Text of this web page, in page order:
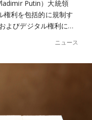
Putin）大統領
権利を包括的に規制す
よびデジタル権利に…
ニュース